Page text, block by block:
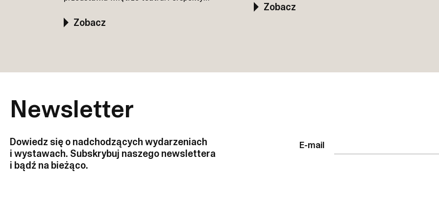
Po prawej Witold Korski napisał:
„Wszystkie elementy architektury
Zobacz
Zobacz
Newsletter
Dowiedz się o nadchodzących wydarzeniach
i wystawach. Subskrybuj naszego newslettera
i bądź na bieżąco.
E-mail